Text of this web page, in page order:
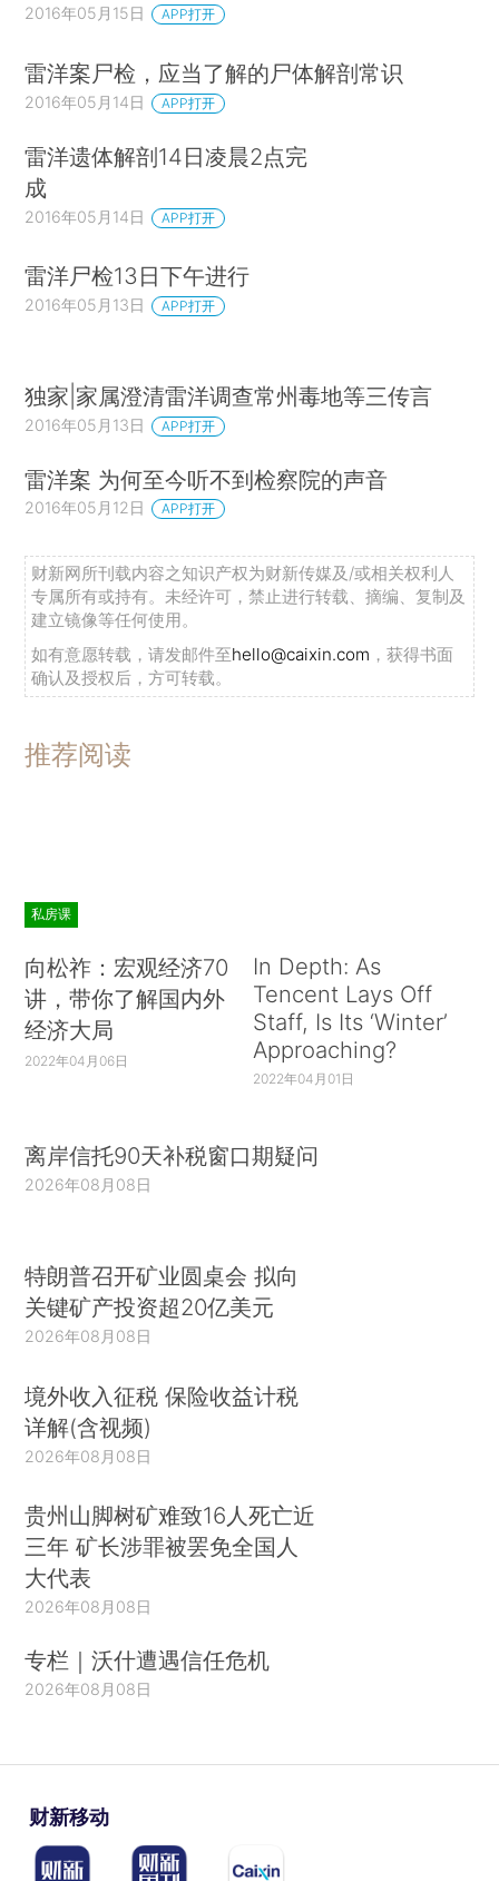
2016年05月15日 APP打开
雷洋案尸检，应当了解的尸体解剖常识
2016年05月14日 APP打开
雷洋遗体解剖14日凌晨2点完
成
2016年05月14日 APP打开
雷洋尸检13日下午进行
2016年05月13日 APP打开
独家|家属澄清雷洋调查常州毒地等三传言
2016年05月13日 APP打开
雷洋案 为何至今听不到检察院的声音
2016年05月12日 APP打开
财新网所刊载内容之知识产权为财新传媒及/或相关权利人
专属所有或持有。未经许可，禁止进行转载、摘编、复制及
建立镜像等任何使用。
如有意愿转载，请发邮件至hello@caixin.com ，获得书面
确认及授权后，方可转载。
推荐阅读
私房课
向松祚：宏观经济70
讲，带你了解国内外
经济大局
2022年04月06日
In Depth: As
Tencent Lays Off
Staff, Is Its ‘Winter’
Approaching?
2022年04月01日
离岸信托90天补税窗口期疑问
2026年08月08日
特朗普召开矿业圆桌会 拟向
关键矿产投资超20亿美元
2026年08月08日
境外收入征税 保险收益计税
详解(含视频)
2026年08月08日
贵州山脚树矿难致16人死亡近
三年 矿长涉罪被罢免全国人
大代表
2026年08月08日
专栏｜沃什遭遇信任危机
2026年08月08日
财新移动